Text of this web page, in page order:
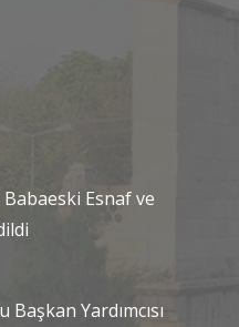
Esnaf ve
Yardımcısı